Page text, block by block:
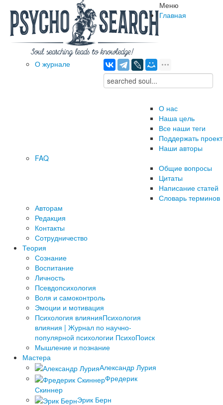
Меню
Главная
О журнале
О нас
Наша цель
Все наши теги
Поддержать проект
Наши авторы
FAQ
Общие вопросы
Цитаты
Написание статей
Словарь терминов
Авторам
Редакция
­Контакты
Сотрудничество
Теория
Сознание
Воспитание
Личность
Псевдопсихология
Воля и самоконтроль
Эмоции и мотивация
Психология влиянияПсихология
влияния | Журнал по научно-
популярной психологии ПсихоПоиск
Мышление и познание
Мастера
Александр Лурия
Фредерик
Скиннер
Эрик Берн